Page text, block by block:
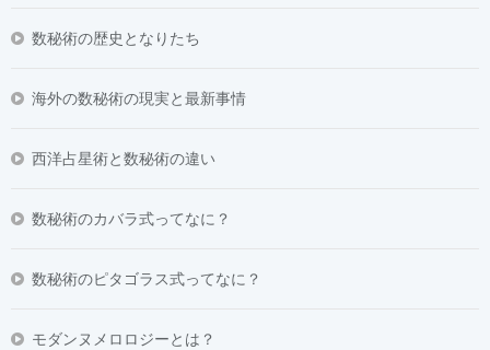
数秘術の歴史となりたち
海外の数秘術の現実と最新事情
西洋占星術と数秘術の違い
数秘術のカバラ式ってなに？
数秘術のピタゴラス式ってなに？
モダンヌメロロジーとは？